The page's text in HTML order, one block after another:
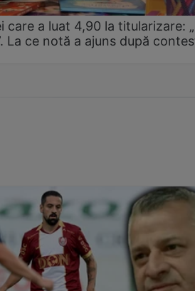
care a luat 4,90 la titularizare:
La ce notă a ajuns după